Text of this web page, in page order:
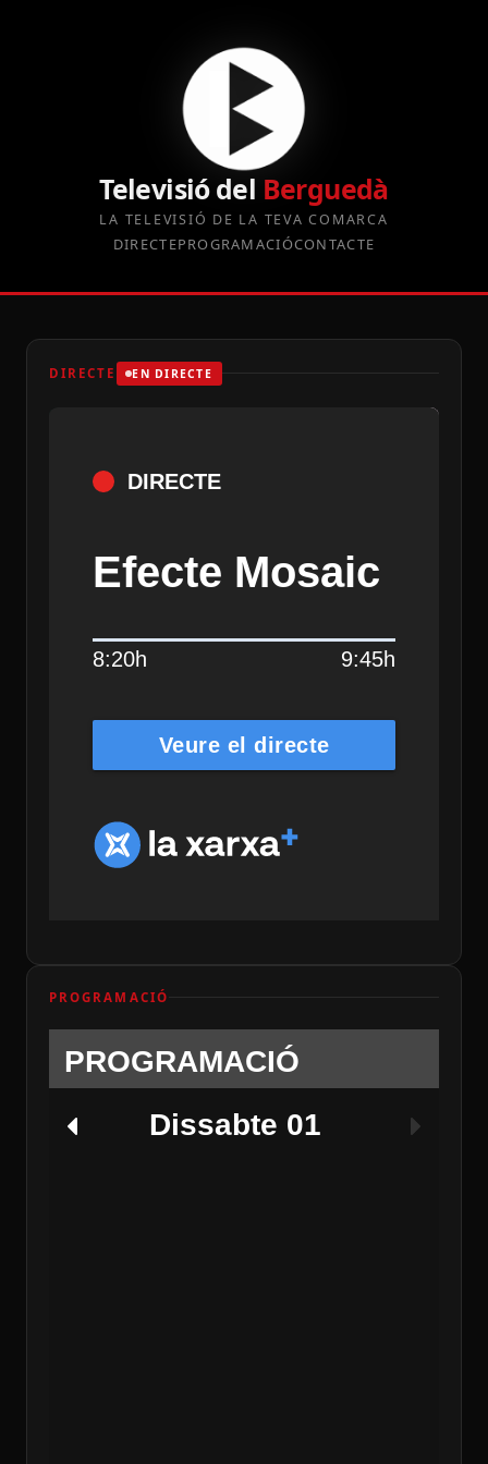
Televisió del Berguedà
LA TELEVISIÓ DE LA TEVA COMARCA
DIRECTEPROGRAMACIÓCONTACTE
DIRECTE EN DIRECTE
DIRECTE
Efecte Mosaic
8:20h 9:45h
Veure el directe
PROGRAMACIÓ
PROGRAMACIÓ
Dissabte 01